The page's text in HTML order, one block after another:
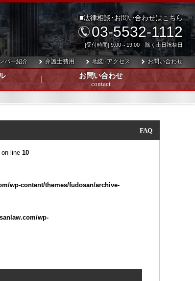
お問い合わせ
contact
バー紹介 弁護士費用 地図･アクセス お問い合わせ
■法律相談･お問い合わせはこちら
03-5532-1112
[受付時間] 9:00～19:00 除く土日祝祭日
FAQ
line 10
wp-content/themes/fudosan/archive-
wp-